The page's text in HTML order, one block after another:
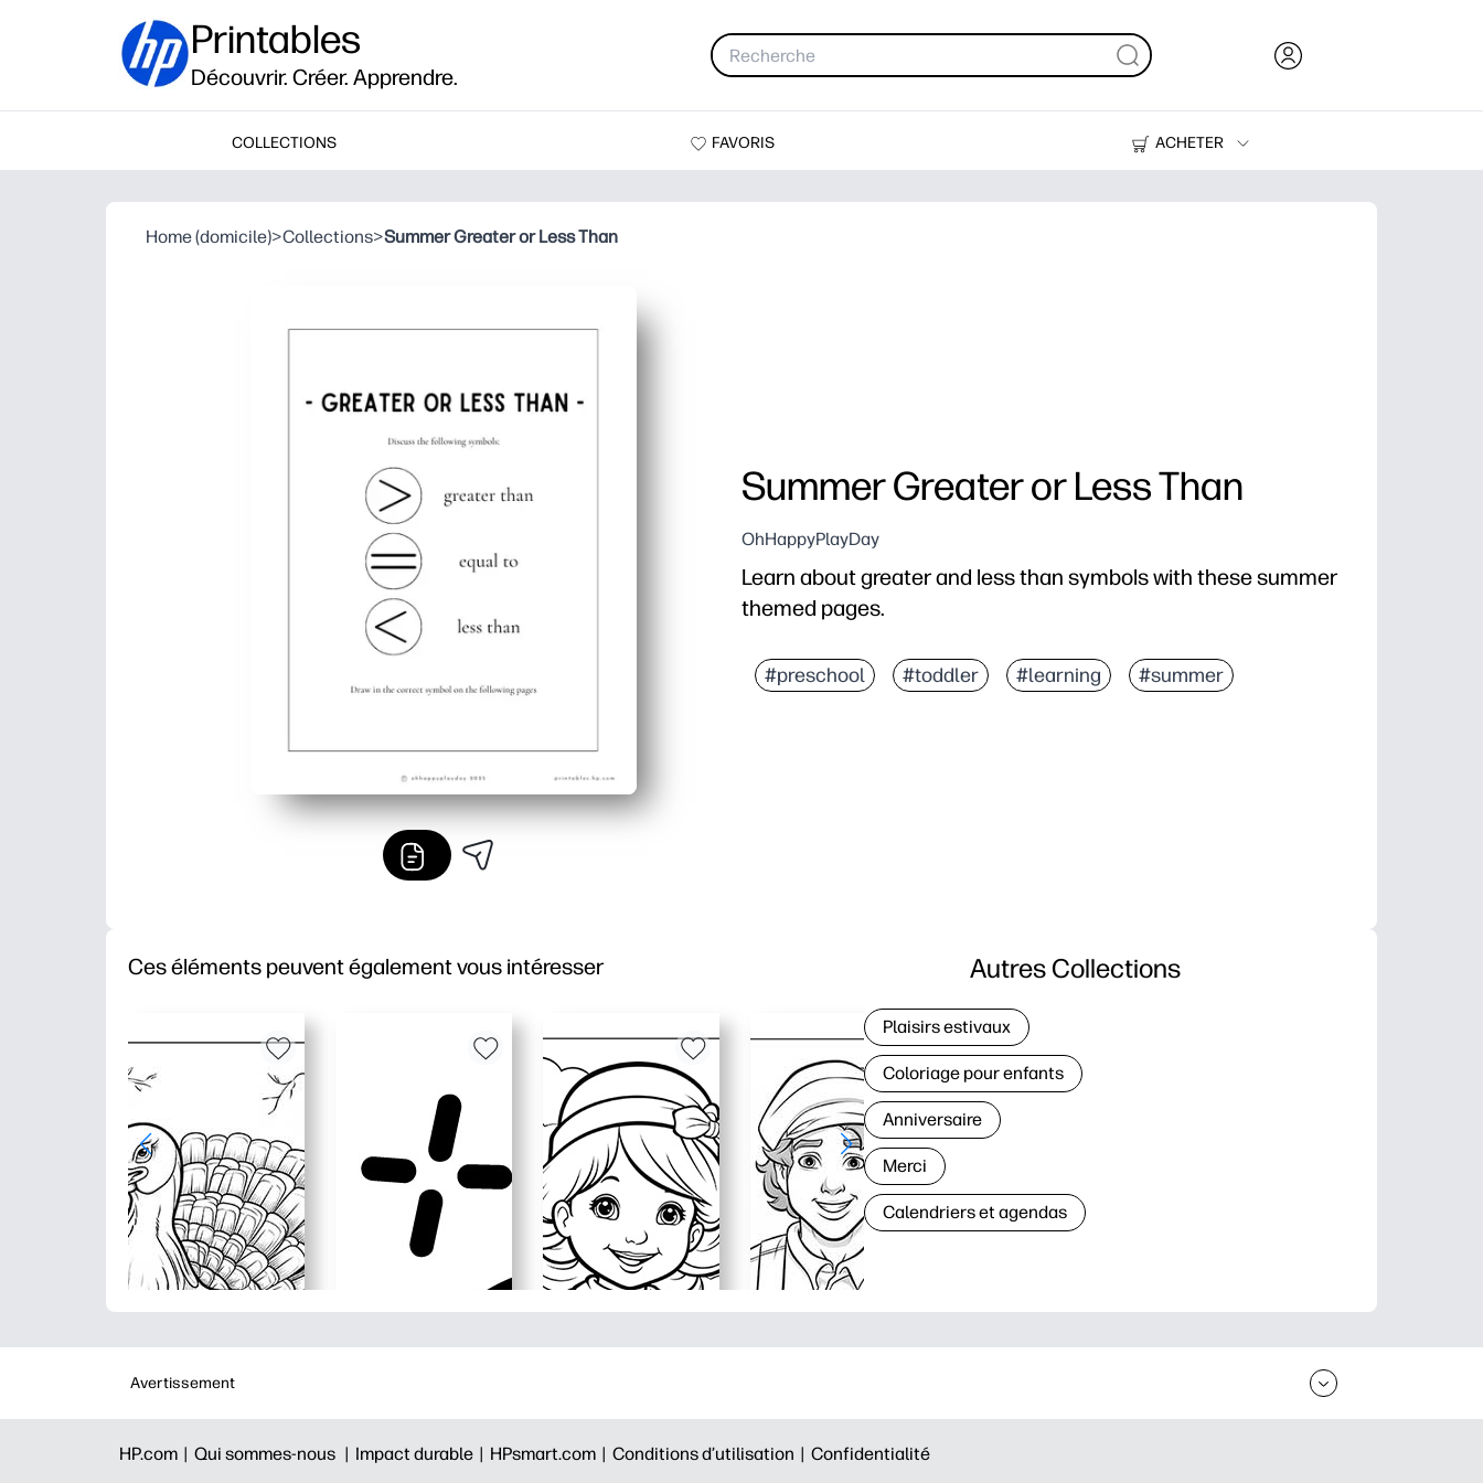
Printables
Découvrir. Créer. Apprendre.
COLLECTIONS FAVORIS
ACHETER
Des imprimantes
Home (domicile)>Collections>Summer Greater or Less Than
Summer Greater or Less Than
OhHappyPlayDay
Learn about greater and less than symbols with these summer
themed pages.
#preschool #toddler #learning #summer
Ces éléments peuvent également vous intéresser Autres Collections
Plaisirs estivaux
Coloriage pour enfants
Anniversaire
Merci
Calendriers et agendas
Avertissement
HP.com | Qui sommes-nous | Impact durable | HPsmart.com | Conditions d’utilisation | Confidentialité